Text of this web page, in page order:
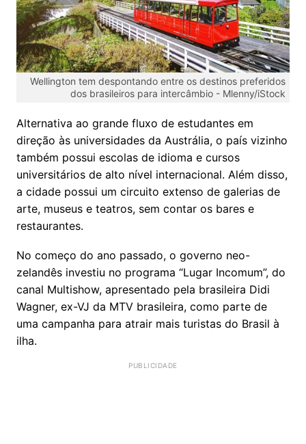
Wellington tem despontando entre os destinos preferidos
dos brasileiros para intercâmbio - Mlenny/iStock
Alternativa ao grande fluxo de estudantes em
direção às universidades da Austrália, o país vizinho
também possui escolas de idioma e cursos
universitários de alto nível internacional. Além disso,
a cidade possui um circuito extenso de galerias de
arte, museus e teatros, sem contar os bares e
restaurantes.
No começo do ano passado, o governo neo-
zelandês investiu no programa “Lugar Incomum”, do
canal Multishow, apresentado pela brasileira Didi
Wagner, ex-VJ da MTV brasileira, como parte de
uma campanha para atrair mais turistas do Brasil à
ilha.